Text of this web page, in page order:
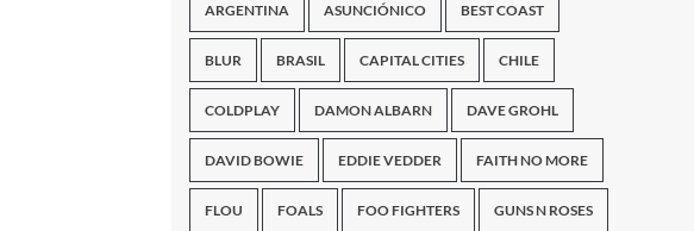
ARGENTINA ASUNCIÓNICO BEST COAST
BLUR BRASIL CAPITAL CITIES CHILE
COLDPLAY DAMON ALBARN DAVE GROHL
DAVID BOWIE EDDIE VEDDER FAITH NO MORE
FLOU FOALS FOO FIGHTERS GUNS N ROSES